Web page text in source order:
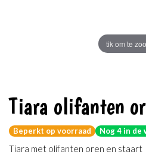
tik om te
Tiara olifanten
Beperkt op voorraad Nog 4 in de
Tiara met olifanten oren en staart